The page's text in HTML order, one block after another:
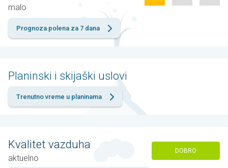
malo
Prognoza polena za 7 dana
Planinski i skijaški uslovi
Trenutno vreme u planinama
Kvalitet vazduha
aktuelno
DOBRO